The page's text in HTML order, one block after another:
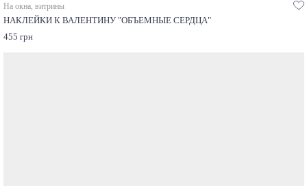
На окна, витрины
НАКЛЕЙКИ К ВАЛЕНТИНУ "ОБЪЕМНЫЕ СЕРДЦА"
455 грн